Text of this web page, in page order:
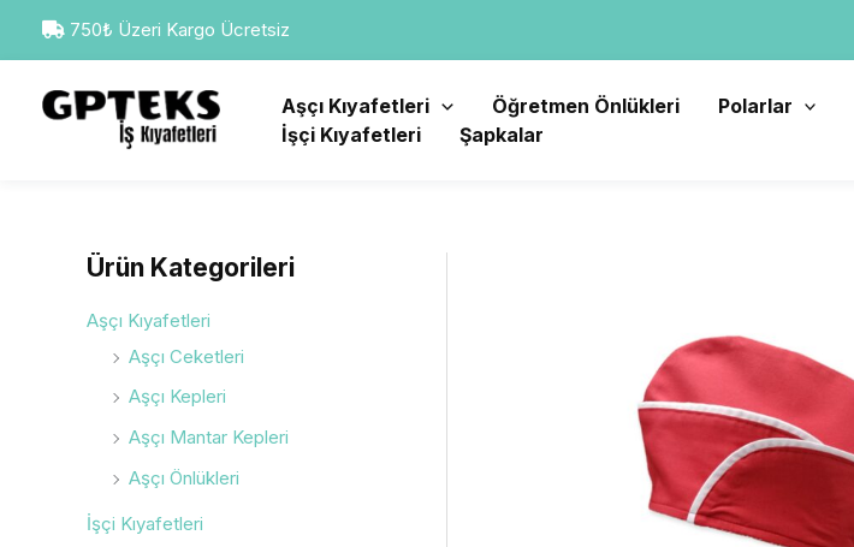
750₺ Üzeri Kargo Ücretsiz
Aşçı Kıyafetleri Öğretmen Önlükleri Polarlar
İşçi Kıyafetleri
Şapkalar
Ürün Kategorileri
Aşçı Kıyafetleri
Aşçı Ceketleri
Aşçı Kepleri
Aşçı Mantar Kepleri
Aşçı Önlükleri
İşçi Kıyafetleri